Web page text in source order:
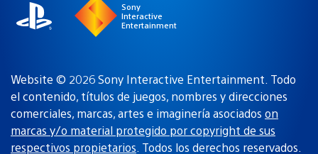
Sony
Interactive
Entertainment
Website © 2026 Sony Interactive Entertainment. Todo
el contenido, títulos de juegos, nombres y direcciones
comerciales, marcas, artes e imaginería asociados on
marcas y/o material protegido por copyright de sus
respectivos propietarios. Todos los derechos reservados.